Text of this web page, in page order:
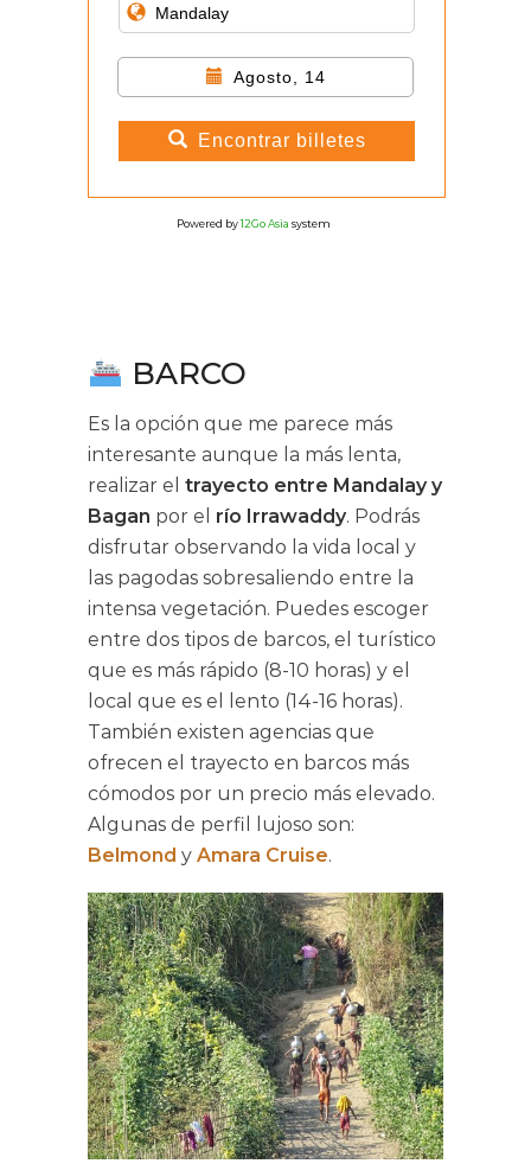
Agosto, 14
Encontrar billetes
Powered by12Go Asia system
BARCO
Es la opción que me parece más
interesante aunque la más lenta,
realizar el trayecto entre Mandalay y
Bagan por el río Irrawaddy. Podrás
disfrutar observando la vida local y
las pagodas sobresaliendo entre la
intensa vegetación. Puedes escoger
entre dos tipos de barcos, el turístico
que es más rápido (8-10 horas) y el
local que es el lento (14-16 horas).
También existen agencias que
ofrecen el trayecto en barcos más
cómodos por un precio más elevado.
Algunas de perfil lujoso son:
Belmond y Amara Cruise.